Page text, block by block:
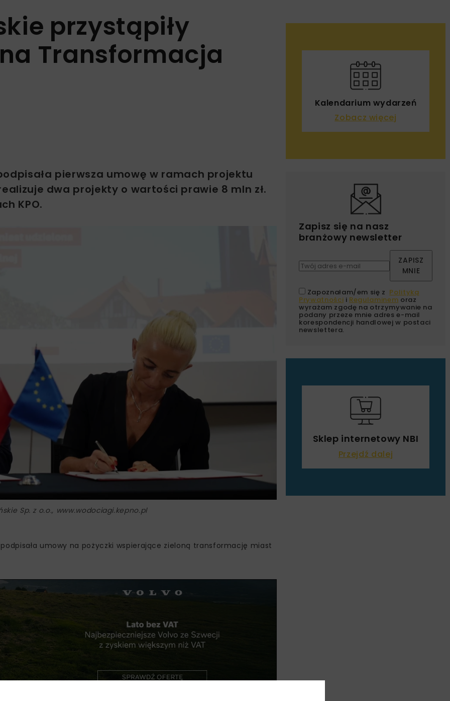
przystąpiły
Transformacja
pierwsza umowę w ramach projektu
dwa projekty o wartości prawie 8 mln zł.
KPO.
Sp. z o.o., www.wodociagi.kepno.pl
umowy na pożyczki wspierające zieloną transformację miast
Kalendarium wydarzeń
Zobacz więcej
Zapisz się na nasz
branżowy newsletter
ZAPISZ
MNIE
Zapoznałam/em się z Polityką
Prywatności i Regulaminem oraz
wyrażam zgodę na otrzymywanie na
podany przeze mnie adres e-mail
korespondencji handlowej w postaci
newslettera.
Sklep internetowy NBI
Przejdź dalej